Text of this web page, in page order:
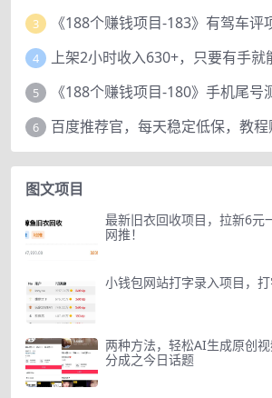
3
4
5
6 百度推荐官，每天稳定低保，教程
图文项目
最新旧衣回收项目，拉新6元
网推！
小钱包网站打字录入项目，
两种方法，轻松AI生成原创
分成之今日话题